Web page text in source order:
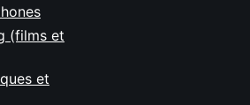
(films et
et